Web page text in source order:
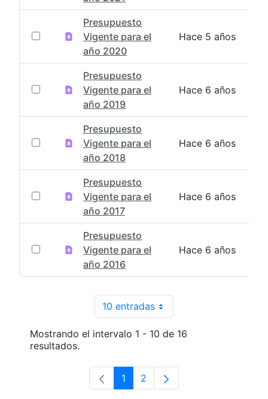
Presupuesto
Vigente para el
año 2020
Hace 5 años
Presupuesto
Vigente para el
año 2019
Hace 6 años
Presupuesto
Vigente para el
año 2018
Hace 6 años
Presupuesto
Vigente para el
año 2017
Hace 6 años
Presupuesto
Vigente para el
año 2016
Hace 6 años
10 entradasPor página
Mostrando el intervalo 1 - 10 de 16
resultados.
Página
1 Página
2